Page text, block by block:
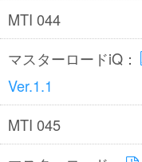
MTI 044
マスターロードiQ：
Ver.1.1
MTI 045